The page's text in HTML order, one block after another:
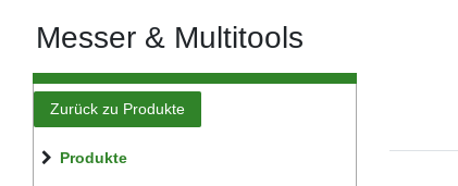
Messer & Multitools
Zurück zu Produkte
Produkte